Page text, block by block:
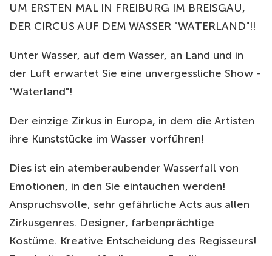
UM ERSTEN MAL IN FREIBURG IM BREISGAU,
DER CIRCUS AUF DEM WASSER "WATERLAND"!!
Unter Wasser, auf dem Wasser, an Land und in
der Luft erwartet Sie eine unvergessliche Show -
"Waterland"!
Der einzige Zirkus in Europa, in dem die Artisten
ihre Kunststücke im Wasser vorführen!
Dies ist ein atemberaubender Wasserfall von
Emotionen, in den Sie eintauchen werden!
Anspruchsvolle, sehr gefährliche Acts aus allen
Zirkusgenres. Designer, farbenprächtige
Kostüme. Kreative Entscheidung des Regisseurs!